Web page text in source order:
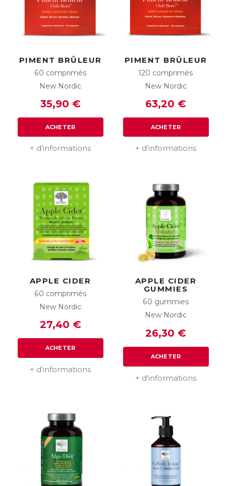
PIMENT BRÛLEUR
60 comprimés
New Nordic
35,90 €
ACHETER
+ d'informations
PIMENT BRÛLEUR
120 comprimés
New Nordic
63,20 €
ACHETER
+ d'informations
APPLE CIDER
60 comprimés
New Nordic
27,40 €
ACHETER
+ d'informations
APPLE CIDER
GUMMIES
60 gummies
New Nordic
26,30 €
ACHETER
+ d'informations